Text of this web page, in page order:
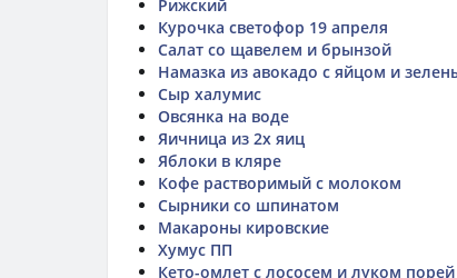
Рижский
Курочка светофор 19 апреля
Салат со щавелем и брынзой
Намазка из авокадо с яйцом и
Сыр халумис
Овсянка на воде
Яичница из 2х яиц
Яблоки в кляре
Кофе растворимый с молоком
Сырники со шпинатом
Макароны кировские
Хумус ПП
Кето-омлет с лососем и луком порей